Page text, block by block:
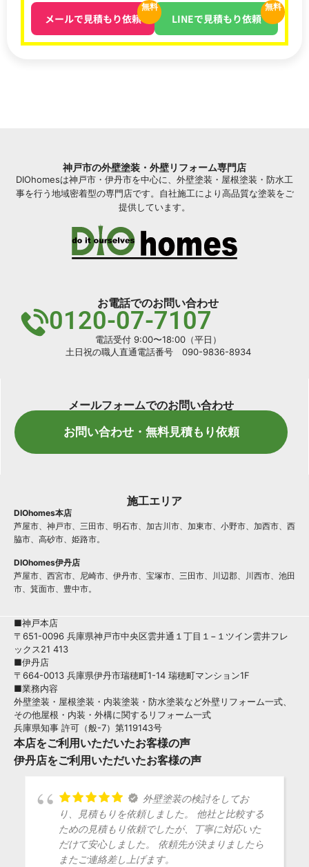
メールで見積もり依頼
無料
LINEで見積もり依頼
無料
神戸市の外壁塗装・外壁リフォーム専門店
DIOhomesは神戸市・伊丹市を中心に、外壁塗装・屋根塗装・防水工
事を行う地域密着型の専門店です。自社施工により高品質な塗装をご
提供しています。
お電話でのお問い合わせ
0120-07-7107
電話受付 9:00〜18:00（平日）
土日祝の職人直通電話番号 090-9836-8934
メールフォームでのお問い合わせ
お問い合わせ・無料見積もり依頼
施工エリア
DIOhomes本店
芦屋市、神戸市、三田市、明石市、加古川市、加東市、小野市、加西市、西
脇市、高砂市、姫路市。
DIOhomes伊丹店
芦屋市、西宮市、尼崎市、伊丹市、宝塚市、三田市、川辺郡、川西市、池田
市、箕面市、豊中市。
■神戸本店
〒651-0096 兵庫県神戸市中央区雲井通１丁目１−１ツイン雲井フレ
ックス21 413
■伊丹店
〒664-0013 兵庫県伊丹市瑞穂町1-14 瑞穂町マンション1F
■業務内容
外壁塗装・屋根塗装・内装塗装・防水塗装など外壁リフォーム一式、
その他屋根・内装・外構に関するリフォーム一式
兵庫県知事 許可（般-7）第119143号
本店をご利用いただいたお客様の声
伊丹店をご利用いただいたお客様の声
外壁塗装の検討をしてお
り、見積もりを依頼しました。 他社と比較する
ための見積もり依頼でしたが、丁寧に対応いた
だけて安心しました。 依頼先が決まりましたら
またご連絡差し上げます。